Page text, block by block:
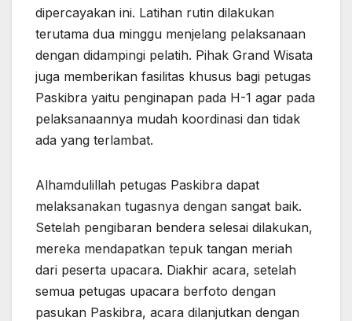
dipercayakan ini. Latihan rutin dilakukan
terutama dua minggu menjelang pelaksanaan
dengan didampingi pelatih. Pihak Grand Wisata
juga memberikan fasilitas khusus bagi petugas
Paskibra yaitu penginapan pada H-1 agar pada
pelaksanaannya mudah koordinasi dan tidak
ada yang terlambat.
Alhamdulillah petugas Paskibra dapat
melaksanakan tugasnya dengan sangat baik.
Setelah pengibaran bendera selesai dilakukan,
mereka mendapatkan tepuk tangan meriah
dari peserta upacara. Diakhir acara, setelah
semua petugas upacara berfoto dengan
pasukan Paskibra, acara dilanjutkan dengan